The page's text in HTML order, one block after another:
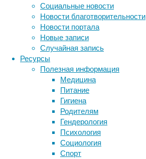
Социальные новости
Новости благотворительности
Новости портала
Новые записи
Случайная запись
Ресурсы
Полезная информация
Медицина
Питание
Гигиена
Родителям
Гендерология
Психология
Социология
Спорт
кишечнике
находятся
так
называемые
лизогенные
бактерии,
то
есть,
содержащие
скрытую
вирусную
ДНК.